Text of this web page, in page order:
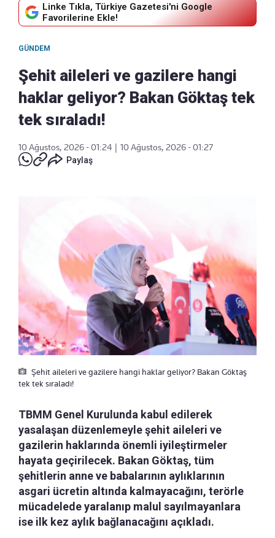
Linke Tıkla, Türkiye Gazetesi'ni Google
Favorilerine Ekle!
GÜNDEM
Şehit aileleri ve gazilere hangi
haklar geliyor? Bakan Göktaş tek
tek sıraladı!
10 Ağustos, 2026 - 01:24
10 Ağustos, 2026 - 01:27
Paylaş
Şehit aileleri ve gazilere hangi haklar geliyor? Bakan Göktaş
tek tek sıraladı!
TBMM Genel Kurulunda kabul edilerek
yasalaşan düzenlemeyle şehit aileleri ve
gazilerin haklarında önemli iyileştirmeler
hayata geçirilecek. Bakan Göktaş, tüm
şehitlerin anne ve babalarının aylıklarının
asgari ücretin altında kalmayacağını, terörle
mücadelede yaralanıp malul sayılmayanlara
ise ilk kez aylık bağlanacağını açıkladı.